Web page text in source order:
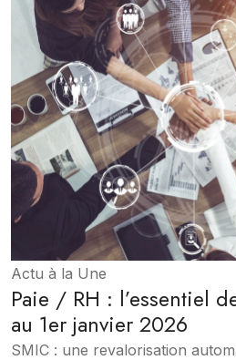
Actu à la Une
Paie / RH : l’essentiel
au 1er janvier 2026
SMIC : une revalorisation